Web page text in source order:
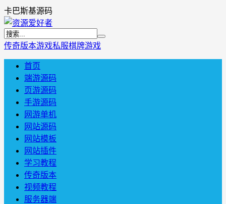
卡巴斯基源码
传奇版本游戏私服棋牌游戏
首页
端游源码
页游源码
手游源码
网游单机
网站源码
网站模板
网站插件
学习教程
传奇版本
视频教程
服务器端